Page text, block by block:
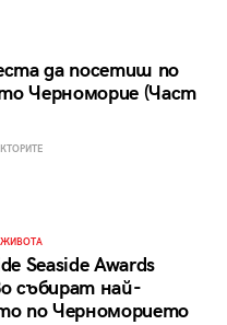
да посетиш по
Черноморие (Част
Seaside Awards
събират най-
по Черноморието